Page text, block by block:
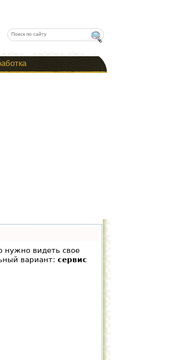
нужно видеть свое
вариант: сервис